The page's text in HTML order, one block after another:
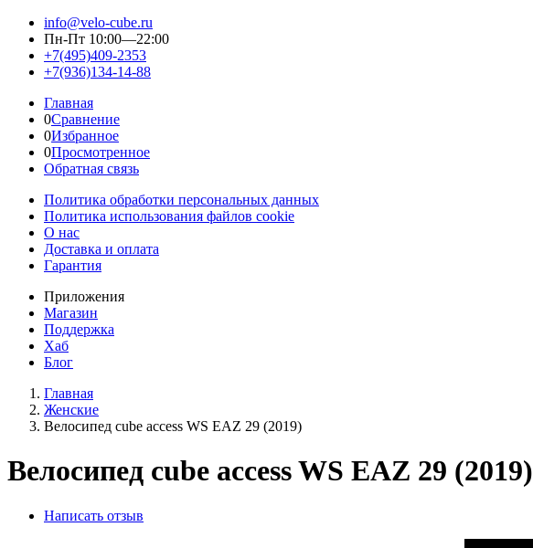
info@velo-cube.ru
Пн-Пт 10:00—22:00
+7(495)409-2353
+7(936)134-14-88
Главная
0Сравнение
0Избранное
0Просмотренное
Обратная связь
Политика обработки персональных данных
Политика использования файлов cookie
О нас
Доставка и оплата
Гарантия
Приложения
Магазин
Поддержка
Хаб
Блог
Главная
Женскиe
Велосипед cube access WS EAZ 29 (2019)
Велосипед cube access WS EAZ 29 (2019)
Написать отзыв